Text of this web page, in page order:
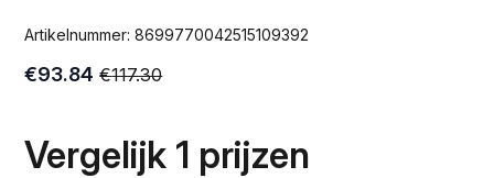
Artikelnummer:8699770042515109392
€117.30
Oorspronkelijke
€117.30.
€93.84
Huidige
€93.84.
Vergelijk 1 prijzen